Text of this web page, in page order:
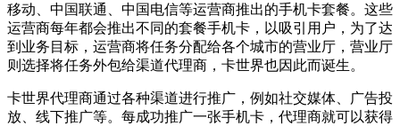
移动、中国联通、中国电信等运营商推出的手机卡套餐。这些
运营商每年都会推出不同的套餐手机卡，以吸引用户，为了达
到业务目标，运营商将任务分配给各个城市的营业厅，营业厅
则选择将任务外包给渠道代理商，卡世界也因此而诞生。
卡世界代理商通过各种渠道进行推广，例如社交媒体、广告投
放、线下推广等。每成功推广一张手机卡，代理商就可以获得